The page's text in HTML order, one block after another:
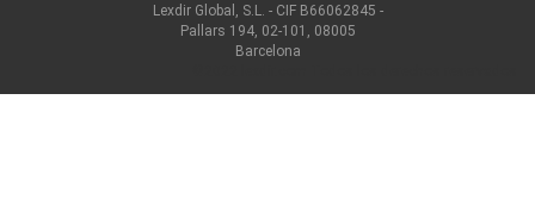
Lexdir Global, S.L. - CIF B66062845 -
Pallars 194, 02-101, 08005
Barcelona